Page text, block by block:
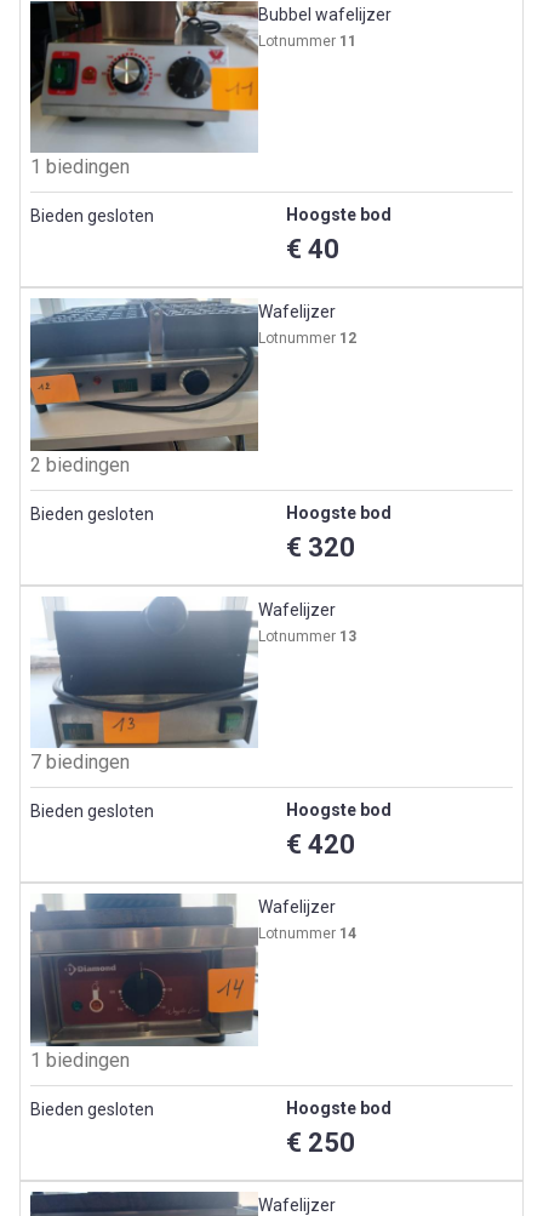
Bubbel wafelijzer
Lotnummer 11
1 biedingen
Bieden gesloten Hoogste bod
€ 40
Wafelijzer
Lotnummer 12
2 biedingen
Bieden gesloten Hoogste bod
€ 320
Wafelijzer
Lotnummer 13
7 biedingen
Bieden gesloten Hoogste bod
€ 420
Wafelijzer
Lotnummer 14
1 biedingen
Bieden gesloten Hoogste bod
€ 250
Wafelijzer